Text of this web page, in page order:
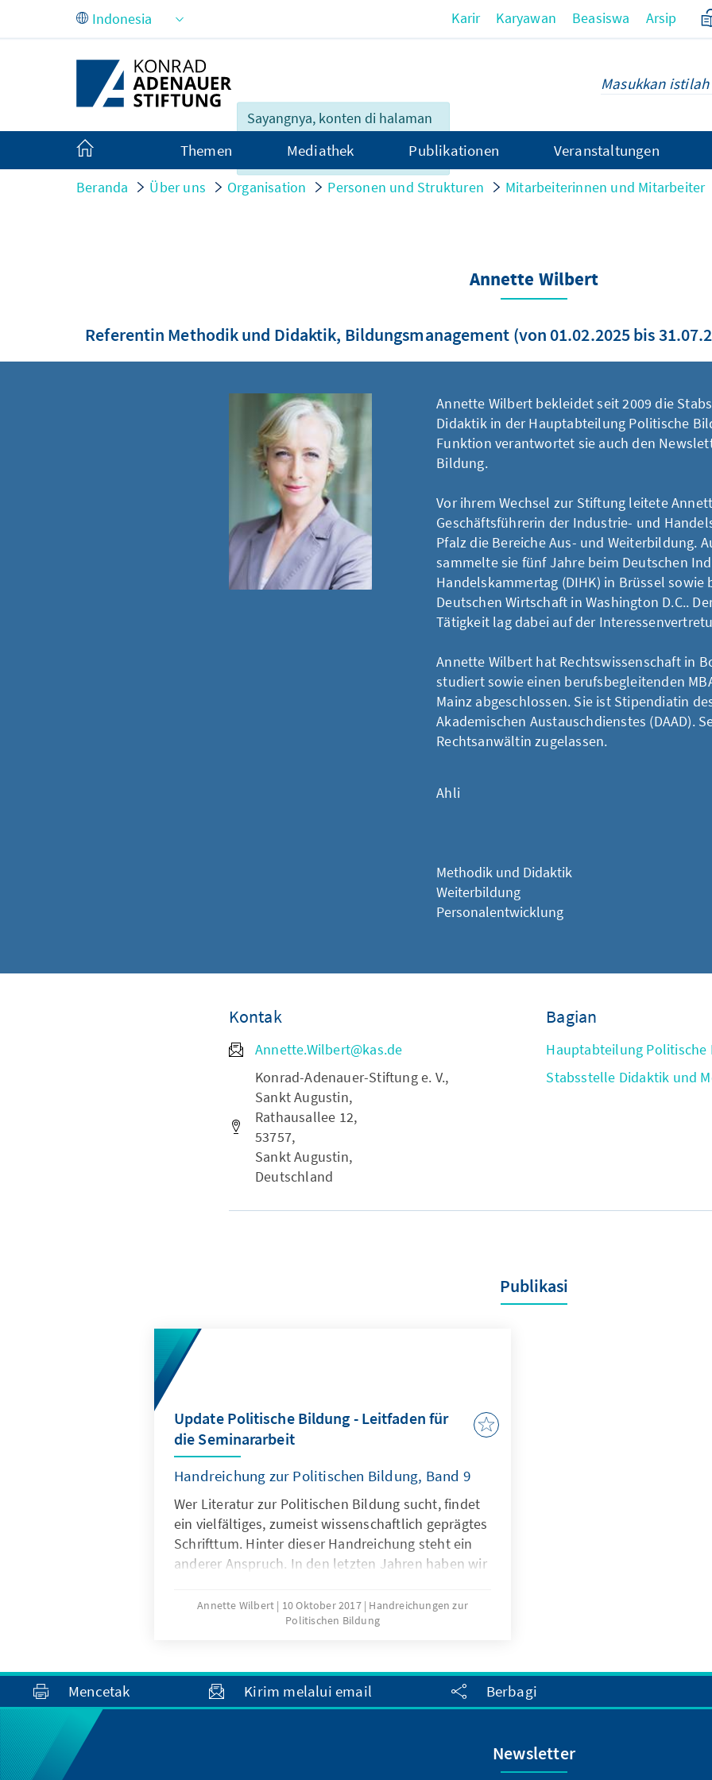
Skip to Main Content
Sayangnya, konten di halaman
dalam Indonesia.
Karir Karyawan Beasiswa Arsip
Themen Mediathek Publikationen Veranstaltungen
Beranda Über uns Organisation Personen und Strukturen Mitarbeiterinnen und Mitarbeiter
Annette Wilbert
Referentin Methodik und Didaktik, Bildungsmanagement (von 01.02.2025 bis
Annette Wilbert bekleidet seit 2009 die
Didaktik in der Hauptabteilung Politische
Funktion verantwortet sie auch den
Bildung.
Vor ihrem Wechsel zur Stiftung leitete
Geschäftsführerin der Industrie- und
Pfalz die Bereiche Aus- und Weiterbildung.
sammelte sie fünf Jahre beim Deutschen
Handelskammertag (DIHK) in Brüssel sowie
Deutschen Wirtschaft in Washington D.C..
Tätigkeit lag dabei auf der
Annette Wilbert hat Rechtswissenschaft in
studiert sowie einen berufsbegleitenden
Mainz abgeschlossen. Sie ist Stipendiatin
Akademischen Austauschdienstes (DAAD).
Rechtsanwältin zugelassen.
Ahli
Methodik und Didaktik
Weiterbildung
Personalentwicklung
Kontak
Annette.Wilbert@kas.de
Konrad-Adenauer-Stiftung e. V.,
Sankt Augustin,
Rathausallee 12,
53757,
Sankt Augustin,
Deutschland
Bagian
Hauptabteilung Politische
Stabsstelle Didaktik und
Publikasi
Update Politische Bildung - Leitfaden für
die Seminararbeit
Handreichung zur Politischen Bildung, Band 9
Wer Literatur zur Politischen Bildung sucht, findet
ein vielfältiges, zumeist wissenschaftlich geprägtes
Schrifttum. Hinter dieser Handreichung steht ein
anderer Anspruch. In den letzten Jahren haben wir
nach umgebaut, neue Methoden und Techniken
ausprobiert, die Seminare „upgedatet“. Dabei
komplexe Themen wie „Werte“, „Demokratie“,
„Soziale Marktwirtschaft“ oder „Europa“ erlebbar,
Annette Wilbert 10 Oktober 2017 Handreichungen zur
Politischen Bildung
Mencetak Kirim melalui email Berbagi
Newsletter